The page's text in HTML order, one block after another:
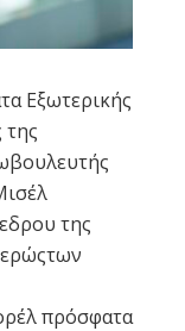
Εξωτερικής
της
της
πρόσφατα